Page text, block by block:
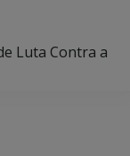
Luta Contra a